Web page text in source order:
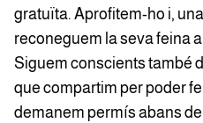
gratuïta. Aprofitem-ho i,
reconeguem la seva feina
Siguem conscients també
que compartim per poder
demanem permís abans